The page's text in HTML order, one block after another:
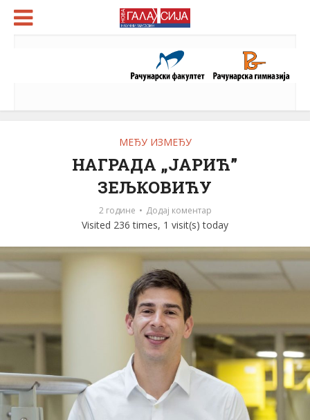
МЕЂУ ИЗМЕЂУ
НАГРАДА „ЈАРИЋ”
ЗЕЉКОВИЋУ
2 године Додај коментар
Visited 236 times, 1 visit(s) today